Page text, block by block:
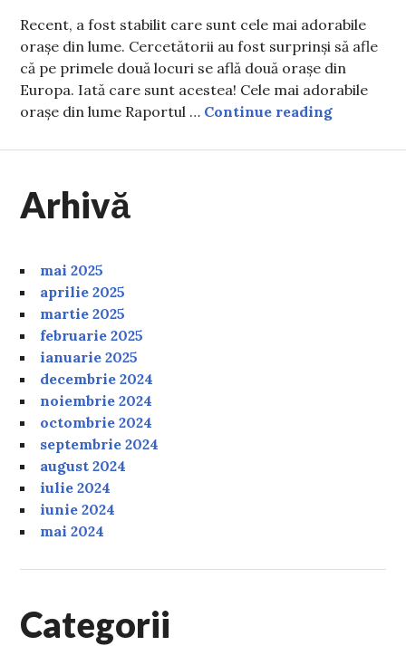
Recent, a fost stabilit care sunt cele mai adorabile
orașe din lume. Cercetătorii au fost surprinși să afle
că pe primele două locuri se află două orașe din
Europa. Iată care sunt acestea! Cele mai adorabile
orașe din lume Raportul … Continue readingCele mai
Arhivă
mai 2025
aprilie 2025
martie 2025
februarie 2025
ianuarie 2025
decembrie 2024
noiembrie 2024
octombrie 2024
septembrie 2024
august 2024
iulie 2024
iunie 2024
mai 2024
Categorii